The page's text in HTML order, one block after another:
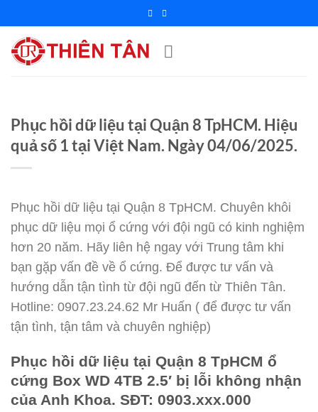
đến
nội
dung
Phục hồi dữ liệu tại Quận 8 TpHCM. Hiệu
quả số 1 tại Việt Nam. Ngày 04/06/2025.
Phục hồi dữ liệu tại Quận 8 TpHCM. Chuyên khôi
phục dữ liệu mọi ổ cứng với đội ngũ có kinh nghiệm
hơn 20 năm. Hãy liên hệ ngay với Trung tâm khi
bạn gặp vấn đề về ổ cứng. Để được tư vấn và
hướng dẫn tận tình từ đội ngũ đến từ Thiên Tân.
Hotline: 0907.23.24.62 Mr Huấn ( để được tư vấn
tận tình, tận tâm và chuyên nghiệp)
Phục hồi dữ liệu tại Quận 8 TpHCM ổ
cứng Box WD 4TB 2.5′ bị lỗi không nhận
của Anh Khoa. SĐT: 0903.xxx.000